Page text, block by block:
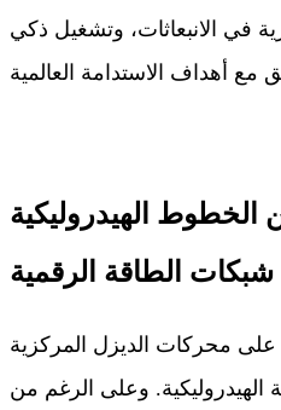
في الانبعاثات، وتشغيل ذكي
الخطوط الهيدروليكية
شبكات الطاقة الرقمية
على محركات الديزل المركزية
الهيدروليكية. وعلى الرغم من